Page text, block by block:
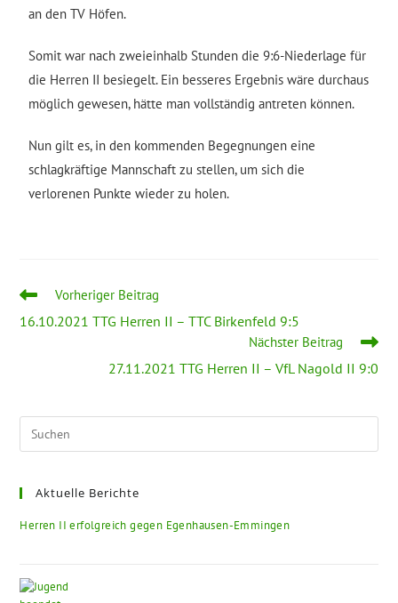
an den TV Höfen.
Somit war nach zweieinhalb Stunden die 9:6-Niederlage für
die Herren II besiegelt. Ein besseres Ergebnis wäre durchaus
möglich gewesen, hätte man vollständig antreten können.
Nun gilt es, in den kommenden Begegnungen eine
schlagkräftige Mannschaft zu stellen, um sich die
verlorenen Punkte wieder zu holen.
Vorheriger Beitrag
16.10.2021 TTG Herren II – TTC Birkenfeld 9:5
Nächster Beitrag
27.11.2021 TTG Herren II – VfL Nagold II 9:0
Aktuelle Berichte
Herren II erfolgreich gegen Egenhausen-Emmingen